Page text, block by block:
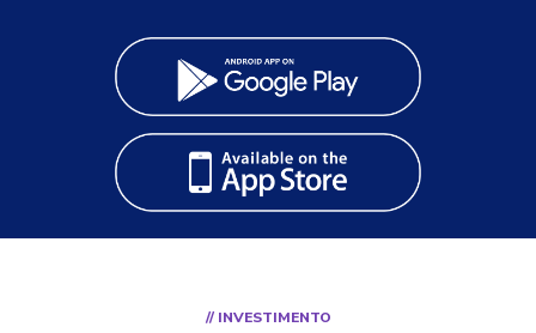
// INVESTIMENTO